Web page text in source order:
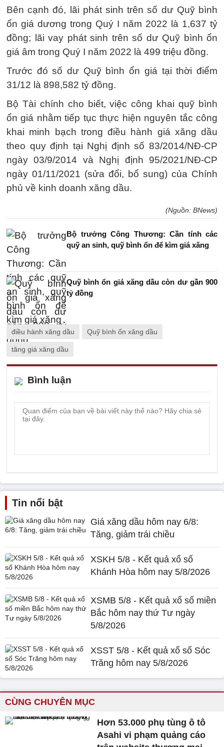
Bên cạnh đó, lãi phát sinh trên số dư Quỹ bình
ổn giá dương trong Quý I năm 2022 là 1,637 tỷ
đồng; lãi vay phát sinh trên số dư Quỹ bình ổn
giá âm trong Quý I năm 2022 là 499 triệu đồng.
Trước đó số dư Quỹ bình ổn giá tại thời điểm
31/12 là 898,582 tỷ đồng.
Bộ Tài chính cho biết, việc công khai quỹ bình
ổn giá nhằm tiếp tục thực hiện nguyên tắc công
khai minh bạch trong điều hành giá xăng dầu
theo quy định tại Nghị định số 83/2014/NĐ-CP
ngày 03/9/2014 và Nghị định 95/2021/NĐ-CP
ngày 01/11/2021 (sửa đổi, bổ sung) của Chính
phủ về kinh doanh xăng dầu.
(Nguồn: BNews)
Bộ trưởng Công Thương: Cần tính các
quỹ an sinh, quỹ bình ổn để kìm giá xăng
Quỹ bình ổn giá xăng dầu còn dư gần 900
tỷ đồng
điều hành xăng dầu Quỹ bình ổn xăng dầu
tăng giá xăng dầu
Bình luận
Tin nổi bật
Giá xăng dầu hôm nay 6/8:
Tăng, giảm trái chiều
XSKH 5/8 - Kết quả xổ số
Khánh Hòa hôm nay 5/8/2026
XSMB 5/8 - Kết quả xổ số miền
Bắc hôm nay thứ Tư ngày
5/8/2026
XSST 5/8 - Kết quả xổ số Sóc
Trăng hôm nay 5/8/2026
CÙNG CHUYÊN MỤC
Hơn 53.000 phụ tùng ô tô
Asahi vi phạm quảng cáo